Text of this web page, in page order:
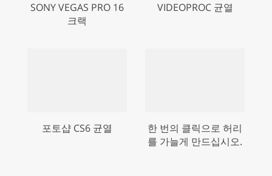
SONY VEGAS PRO 16
크랙
VIDEOPROC 균열
포토샵 CS6 균열
한 번의 클릭으로 허리
를 가늘게 만드십시오.